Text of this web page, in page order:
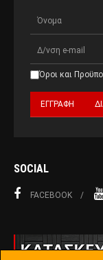
Όροι και
SOCIAL
FACEBOOK